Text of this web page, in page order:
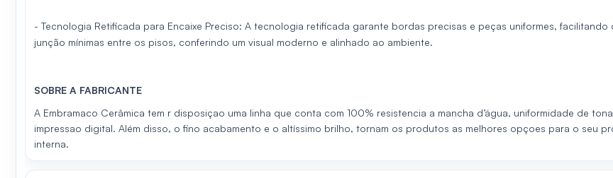
- Tecnologia Retificada para Encaixe Preciso: A tecnologia retificada garante bordas precisas e peças uniformes,
junção mínimas entre os pisos, conferindo um visual moderno e alinhado ao ambiente.
SOBRE A FABRICANTE
A Embramaco Cerâmica tem r disposiçao uma linha que conta com 100% resistencia a mancha d’água, uniformidade de
impressao digital. Além disso, o fino acabamento e o altíssimo brilho, tornam os produtos as melhores opçoes para o seu
interna.